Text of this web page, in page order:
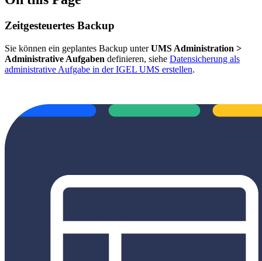
Zeitgesteuertes Backup
Sie können ein geplantes Backup unterUMS Administration >
Administrative Aufgaben definieren, siehe Datensicherung als
administrative Aufgabe in der IGEL UMS erstellen.